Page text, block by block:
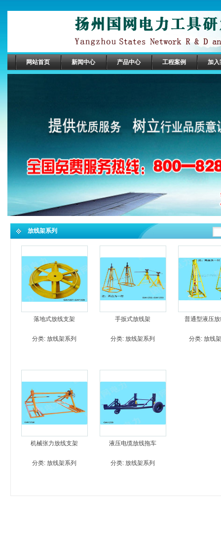
网站首页 新闻中心 产品中心 工程案例 加入
放线架系列
落地式放线支架
分类: 放线架系列
手扳式放线架
分类: 放线架系列
普通型液压
分类: 放线
机械张力放线支架
分类: 放线架系列
液压电缆放线拖车
分类: 放线架系列